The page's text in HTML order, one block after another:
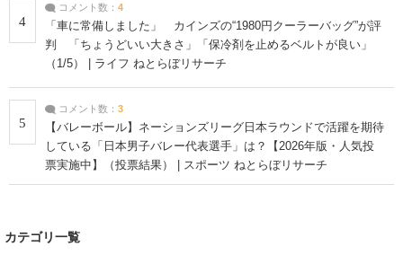
4
コメント数： 4
「車に常備しました」 カインズの“1980円クーラーバッグ”が評
判 「ちょうどいい大きさ」「保冷剤を止めるベルトが良い」
（1/5） | ライフ ねとらぼリサーチ
5
コメント数： 3
【バレーボール】ネーションズリーグ日本ラウンドで活躍を期待
している「日本男子バレー代表選手」は？【2026年版・人気投
票実施中】（投票結果） | スポーツ ねとらぼリサーチ
カテゴリ一覧